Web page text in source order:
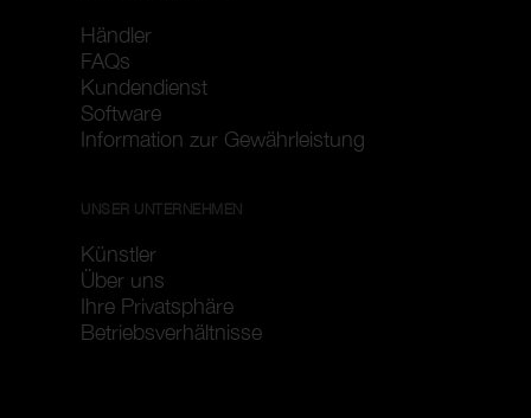
Händler
FAQs
Kundendienst
Software
Information zur Gewährleistung
UNSER UNTERNEHMEN
Künstler
Über uns
Ihre Privatsphäre
Betriebsverhältnisse